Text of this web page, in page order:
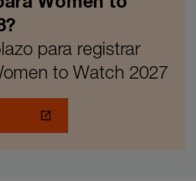
para registrar
to Watch 2027